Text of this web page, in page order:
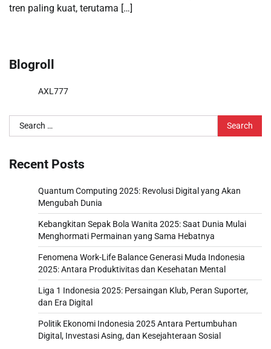
tren paling kuat, terutama […]
Blogroll
AXL777
Search
for:
Recent Posts
Quantum Computing 2025: Revolusi Digital yang Akan
Mengubah Dunia
Kebangkitan Sepak Bola Wanita 2025: Saat Dunia Mulai
Menghormati Permainan yang Sama Hebatnya
Fenomena Work-Life Balance Generasi Muda Indonesia
2025: Antara Produktivitas dan Kesehatan Mental
Liga 1 Indonesia 2025: Persaingan Klub, Peran Suporter,
dan Era Digital
Politik Ekonomi Indonesia 2025 Antara Pertumbuhan
Digital, Investasi Asing, dan Kesejahteraan Sosial